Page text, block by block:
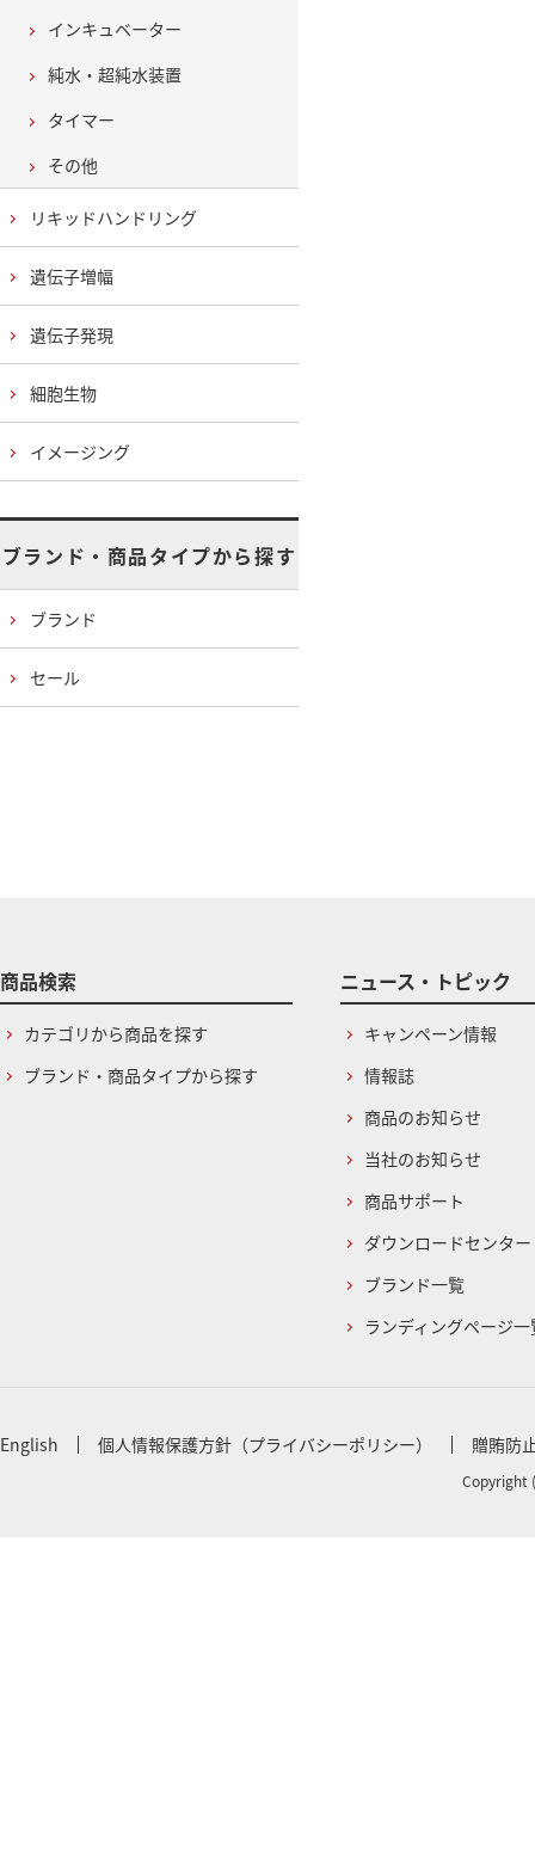
インキュベーター
純水・超純水装置
タイマー
その他
リキッドハンドリング
遺伝子増幅
遺伝子発現
細胞生物
イメージング
ブランド・商品タイプから探す
ブランド
セール
商品検索
カテゴリから商品を探す
ブランド・商品タイプから探す
ニュース・トピック
キャンペーン情報
情報誌
商品のお知らせ
当社のお知らせ
商品サポート
ダウンロードセンター
ブランド一覧
ランディングページ一
English 個人情報保護方針（プライバシーポリシー） 贈賄防
Copyright